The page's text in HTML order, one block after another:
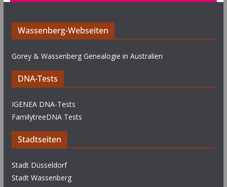
Wassenberg-Webseiten
Gorey & Wassenberg Genealogie in Australien
DNA-Tests
IGENEA DNA-Tests
FamilytreeDNA Tests
Stadtseiten
Stadt Düsseldorf
Stadt Wassenberg